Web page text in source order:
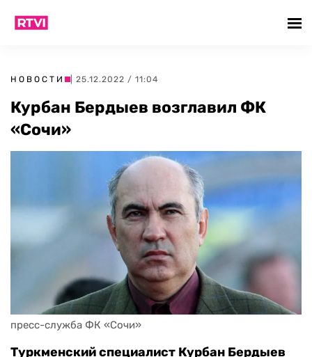
НОВОСТИ | 25.12.2022 / 11:04
Курбан Бердыев возглавил ФК
«Сочи»
пресс-служба ФК «Сочи»
Туркменский специалист Курбан Бердыев